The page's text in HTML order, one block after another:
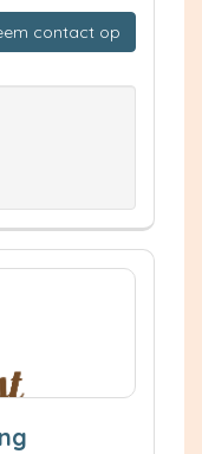
contact op